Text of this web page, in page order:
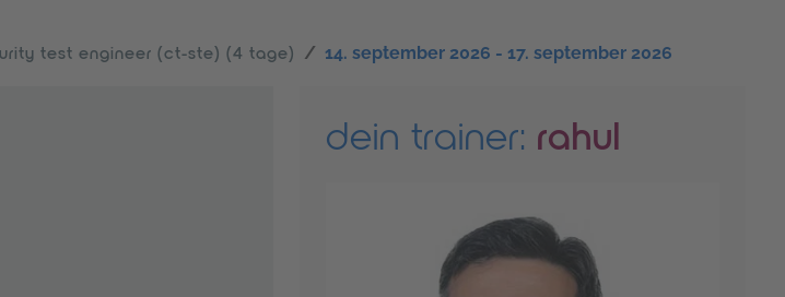
test engineer (ct-ste) (4 tage) 14. september 2026 - 17. september 2026
dein trainer: rahul